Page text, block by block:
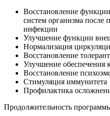
Восстановление
систем организма после
инфекции
Улучшение функции
Нормализация
Восстановление
Улучшение обеспечения
Восстановление
Стимуляция иммунитета
Профилактика
Продолжительность